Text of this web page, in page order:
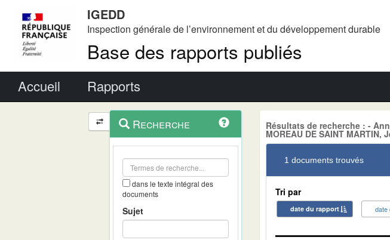
IGEDD
Inspection générale de l’environnement et du développement durable
Base des rapports publiés
Accueil Rapports
Navigation
et
outils
contextuel
Recherche
dans le texte intégral des
documents
Sujet
Résultats de recherche : -
MOREAU DE SAINT
1 documents trouvés
Tri par
date du rapport date